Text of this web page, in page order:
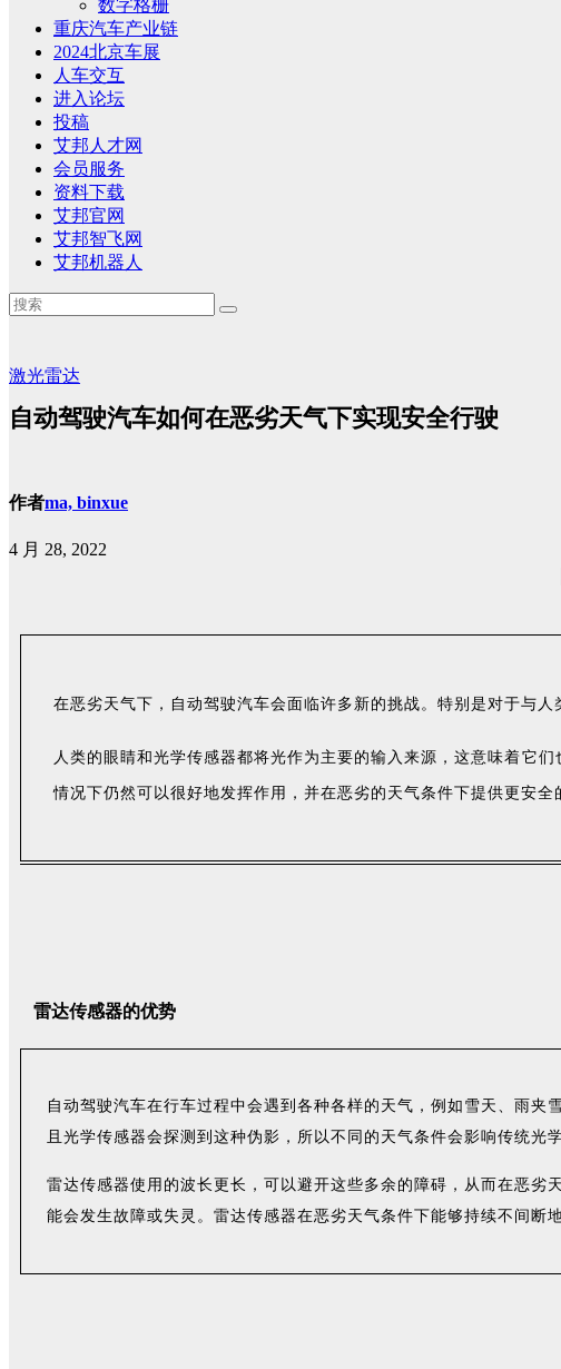
数字格栅
重庆汽车产业链
2024北京车展
人车交互
进入论坛
投稿
艾邦人才网
会员服务
资料下载
艾邦官网
艾邦智飞网
艾邦机器人
激光雷达
自动驾驶汽车如何在恶劣天气下实现安全行驶
作者ma, binxue
4 月 28, 2022
在恶劣天气下，自动驾驶汽车会面临许多新的挑战。特别是对于与
人类的眼睛和光学传感器都将光作为主要的输入来源，这意味着它们
情况下仍然可以很好地发挥作用，并在恶劣的天气条件下提供更安全
雷达传感器的优势
自动驾驶汽车在行车过程中会遇到各种各样的天气，例如雪天、雨
且光学传感器会探测到这种伪影，所以不同的天气条件会影响传统光
雷达传感器使用的波长更长，可以避开这些多余的障碍，从而在恶
能会发生故障或失灵。雷达传感器在恶劣天气条件下能够持续不间断